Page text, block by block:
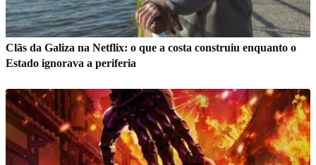
Clãs da Galiza na Netflix: o que a costa construiu enquanto o
Estado ignorava a periferia